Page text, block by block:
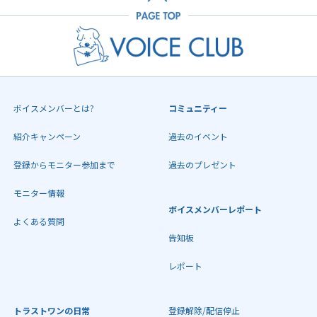
ボイスメンバーとは?
紹介キャンペーン
登録からモニター参加まで
モニター情報
よくある質問
コミュニティー
過去のイベント
過去のプレゼント
ボイスメンバーレポート
告知板
レポート
トラストワンの日常 登録解除/配信停止